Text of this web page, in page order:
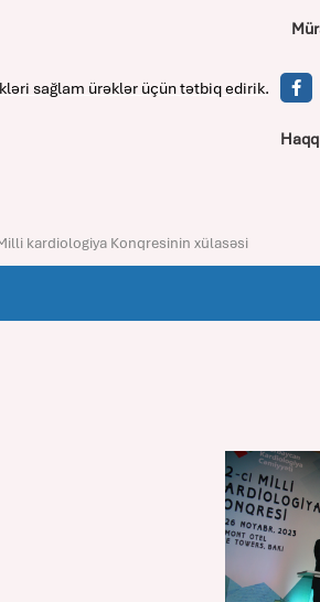
sağlam ürəklər üçün tətbiq edirik.
kardiologiya Konqresinin xülasəsi